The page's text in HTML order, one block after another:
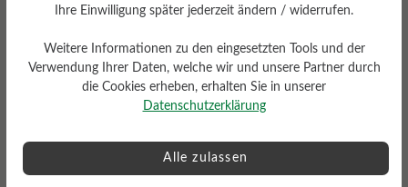
Durchschnittliche Bewertung
Bewerten Sie dieses Produkt!
Ihre Einwilligung später jederzeit ändern / widerrufen.
Weitere Informationen zu den eingesetzten Tools und der
Verwendung Ihrer Daten, welche wir und unsere Partner durch
die Cookies erheben, erhalten Sie in unserer
Datenschutzerklärung
Alle zulassen